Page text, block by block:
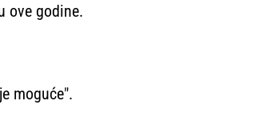
ove godine.
moguće".